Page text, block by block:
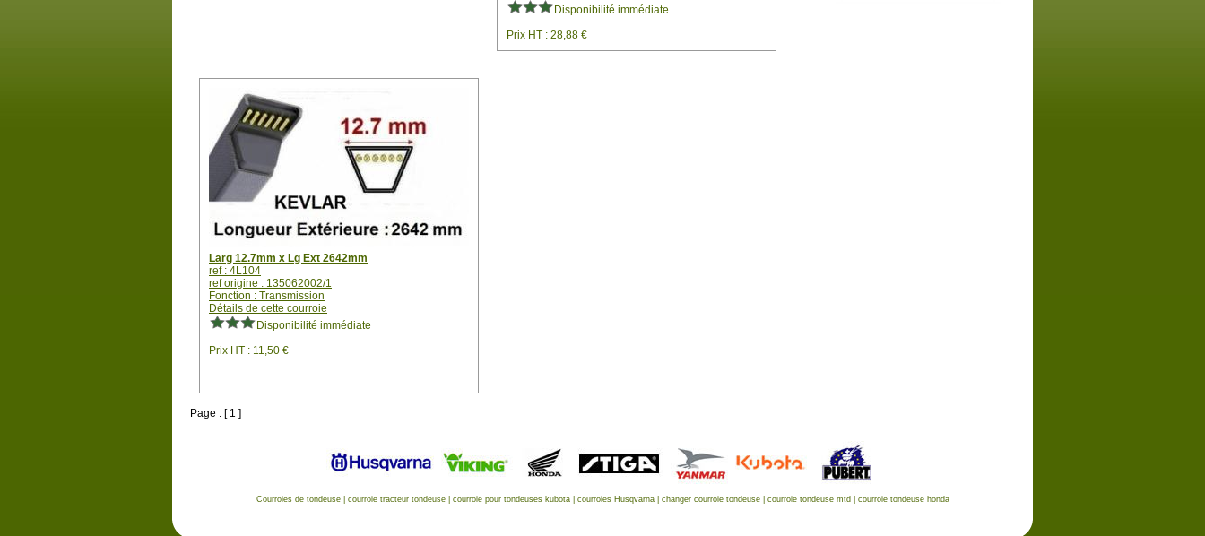
Disponibilité immédiate
Prix HT : 28,88 €
Larg 12.7mm x Lg Ext 2642mm
ref : 4L104
ref origine : 135062002/1
Fonction : Transmission
Détails de cette courroie
Disponibilité immédiate
Prix HT : 11,50 €
Page : [ 1 ]
Courroies de tondeuse| courroie tracteur tondeuse| courroie pour tondeuses kubota| courroies Husqvarna| changer courroie tondeuse| courroie tondeuse mtd courroie tondeuse honda